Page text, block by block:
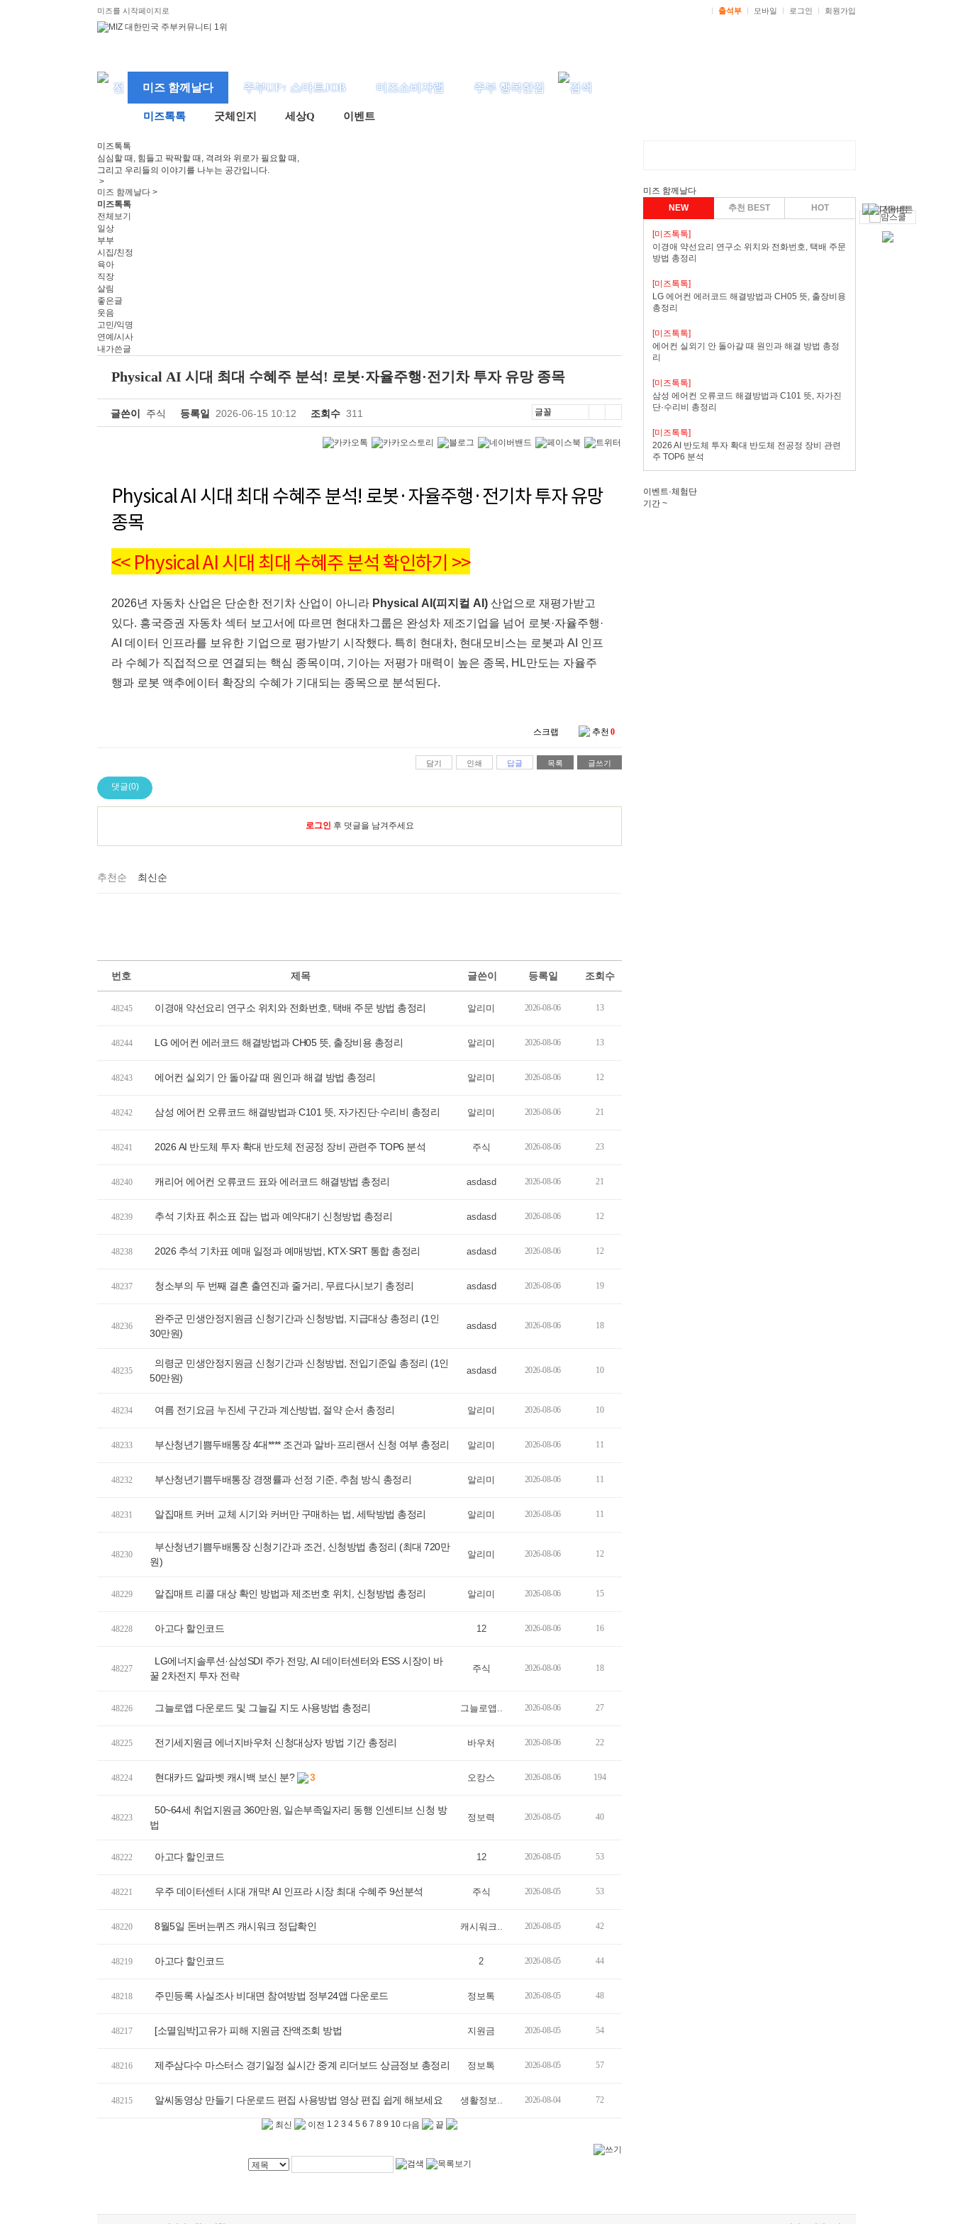
미즈를 시작페이지로 출석부 모바일 로그인 회원가입
미즈 함께날다 주부UP↑ 스마트JOB 미즈소비자랩 주부 행복한집
미즈톡톡 굿체인지 세상Q 이벤트
미즈톡톡
심심할 때, 힘들고 팍팍할 때, 격려와 위로가 필요할 때,
그리고 우리들의 이야기를 나누는 공간입니다.
>
미즈 함께날다 >
미즈톡톡
전체보기
일상
부부
시집/친정
육아
직장
살림
좋은글
웃음
고민/익명
연예/시사
내가쓴글
Physical AI 시대 최대 수혜주 분석! 로봇·자율주행·전기차 투자 유망 종목
글쓴이 주식 등록일 2026-06-15 10:12 조회수 311
Physical AI 시대 최대 수혜주 분석! 로봇·자율주행·전기차 투자 유망
종목
<< Physical AI 시대 최대 수혜주 분석 확인하기 >>
2026년 자동차 산업은 단순한 전기차 산업이 아니라 Physical AI(피지컬 AI) 산업으로 재평가받고
있다. 흥국증권 자동차 섹터 보고서에 따르면 현대차그룹은 완성차 제조기업을 넘어 로봇·자율주행·
AI 데이터 인프라를 보유한 기업으로 평가받기 시작했다. 특히 현대차, 현대모비스는 로봇과 AI 인프
라 수혜가 직접적으로 연결되는 핵심 종목이며, 기아는 저평가 매력이 높은 종목, HL만도는 자율주
행과 로봇 액추에이터 확장의 수혜가 기대되는 종목으로 분석된다.
스크랩 추천 0
담기 인쇄 답글 목록 글쓰기
댓글(0)
로그인 후 덧글을 남겨주세요
추천순 최신순
번호 제목 글쓴이 등록일 조회수
48245 이경애 약선요리 연구소 위치와 전화번호, 택배 주문 방법 총정리 알리미 2026-08-06 13
48244 LG 에어컨 에러코드 해결방법과 CH05 뜻, 출장비용 총정리 알리미 2026-08-06 13
48243 에어컨 실외기 안 돌아갈 때 원인과 해결 방법 총정리 알리미 2026-08-06 12
48242 삼성 에어컨 오류코드 해결방법과 C101 뜻, 자가진단·수리비 총정리 알리미 2026-08-06 21
48241 2026 AI 반도체 투자 확대 반도체 전공정 장비 관련주 TOP6 분석 주식 2026-08-06 23
48240 캐리어 에어컨 오류코드 표와 에러코드 해결방법 총정리 asdasd 2026-08-06 21
48239 추석 기차표 취소표 잡는 법과 예약대기 신청방법 총정리 asdasd 2026-08-06 12
48238 2026 추석 기차표 예매 일정과 예매방법, KTX·SRT 통합 총정리 asdasd 2026-08-06 12
48237 청소부의 두 번째 결혼 출연진과 줄거리, 무료다시보기 총정리 asdasd 2026-08-06 19
48236
완주군 민생안정지원금 신청기간과 신청방법, 지급대상 총정리 (1인
30만원)
asdasd 2026-08-06 18
48235
의령군 민생안정지원금 신청기간과 신청방법, 전입기준일 총정리 (1인
50만원)
asdasd 2026-08-06 10
48234 여름 전기요금 누진세 구간과 계산방법, 절약 순서 총정리 알리미 2026-08-06 10
48233 부산청년기쁨두배통장 4대**** 조건과 알바·프리랜서 신청 여부 총정리 알리미 2026-08-06 11
48232 부산청년기쁨두배통장 경쟁률과 선정 기준, 추첨 방식 총정리 알리미 2026-08-06 11
48231 알집매트 커버 교체 시기와 커버만 구매하는 법, 세탁방법 총정리 알리미 2026-08-06 11
48230
부산청년기쁨두배통장 신청기간과 조건, 신청방법 총정리 (최대 720만
원)
알리미 2026-08-06 12
48229 알집매트 리콜 대상 확인 방법과 제조번호 위치, 신청방법 총정리 알리미 2026-08-06 15
48228 아고다 할인코드 12 2026-08-06 16
48227
LG에너지솔루션·삼성SDI 주가 전망, AI 데이터센터와 ESS 시장이 바
꿀 2차전지 투자 전략
주식 2026-08-06 18
48226 그늘로앱 다운로드 및 그늘길 지도 사용방법 총정리 그늘로앱.. 2026-08-06 27
48225 전기세지원금 에너지바우처 신청대상자 방법 기간 총정리 바우처 2026-08-06 22
48224 현대카드 알파벳 캐시백 보신 분? 3 오캉스 2026-08-06 194
48223
50~64세 취업지원금 360만원, 일손부족일자리 동행 인센티브 신청 방
법
정보력 2026-08-05 40
48222 아고다 할인코드 12 2026-08-05 53
48221 우주 데이터센터 시대 개막! AI 인프라 시장 최대 수혜주 9선분석 주식 2026-08-05 53
48220 8월5일 돈버는퀴즈 캐시워크 정답확인 캐시워크.. 2026-08-05 42
48219 아고다 할인코드 2 2026-08-05 44
48218 주민등록 사실조사 비대면 참여방법 정부24앱 다운로드 정보톡 2026-08-05 48
48217 [소멸임박]고유가 피해 지원금 잔액조회 방법 지원금 2026-08-05 54
48216 제주삼다수 마스터스 경기일정 실시간 중계 리더보드 상금정보 총정리 정보톡 2026-08-05 57
48215 알씨동영상 만들기 다운로드 편집 사용방법 영상 편집 쉽게 해보세요 생활정보.. 2026-08-04 72
최신 이전 1 2 3 4 5 6 7 8 9 10 다음 끝
미즈 함께날다
NEW
추천 BEST HOT
[미즈톡톡]
이경애 약선요리 연구소 위치와 전화번호, 택배 주문
방법 총정리
[미즈톡톡]
LG 에어컨 에러코드 해결방법과 CH05 뜻, 출장비용
총정리
[미즈톡톡]
에어컨 실외기 안 돌아갈 때 원인과 해결 방법 총정
리
[미즈톡톡]
삼성 에어컨 오류코드 해결방법과 C101 뜻, 자가진
단·수리비 총정리
[미즈톡톡]
2026 AI 반도체 투자 확대 반도체 전공정 장비 관련
주 TOP6 분석
이벤트·체험단
기간 ~